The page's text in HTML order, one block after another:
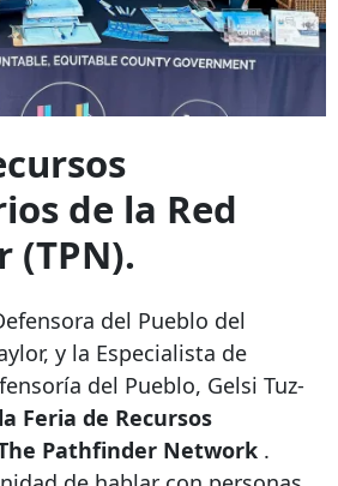
de la Red
(TPN).
del Pueblo del
y la Especialista de
del Pueblo, Gelsi Tuz-
Feria de Recursos
Pathfinder Network .